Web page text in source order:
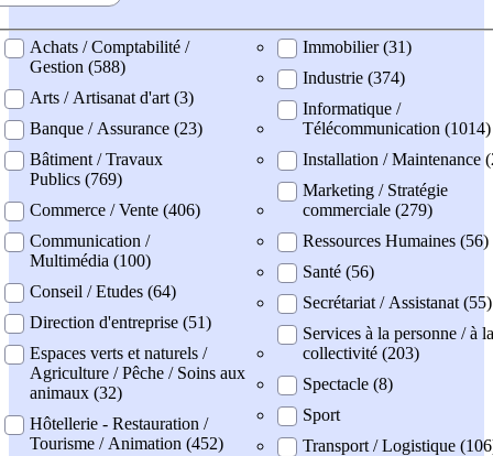
professionel
Achats / Comptabilité /
Gestion (588)
Arts / Artisanat d'art (3)
Banque / Assurance (23)
Bâtiment / Travaux
Publics (769)
Commerce / Vente (406)
Communication /
Multimédia (100)
Conseil / Etudes (64)
Direction d'entreprise (51)
Espaces verts et naturels /
Agriculture / Pêche / Soins aux
animaux (32)
Hôtellerie - Restauration /
Tourisme / Animation (452)
Immobilier (31)
Industrie (374)
Informatique /
Télécommunication (1014)
Installation / Maintenance
Marketing / Stratégie
commerciale (279)
Ressources Humaines (56)
Santé (56)
Secrétariat / Assistanat (55)
Services à la personne / à la
collectivité (203)
Spectacle (8)
Sport
Transport / Logistique